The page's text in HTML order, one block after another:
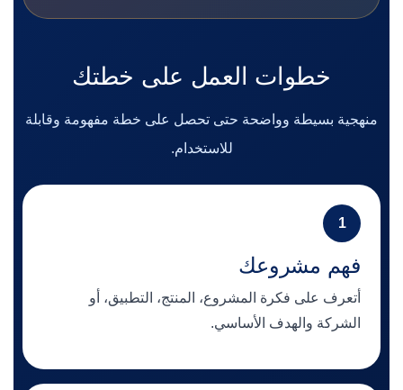
خطوات العمل على خطتك
منهجية بسيطة وواضحة حتى تحصل على خطة مفهومة وقابلة
للاستخدام.
1
فهم مشروعك
أتعرف على فكرة المشروع، المنتج، التطبيق، أو
الشركة والهدف الأساسي.